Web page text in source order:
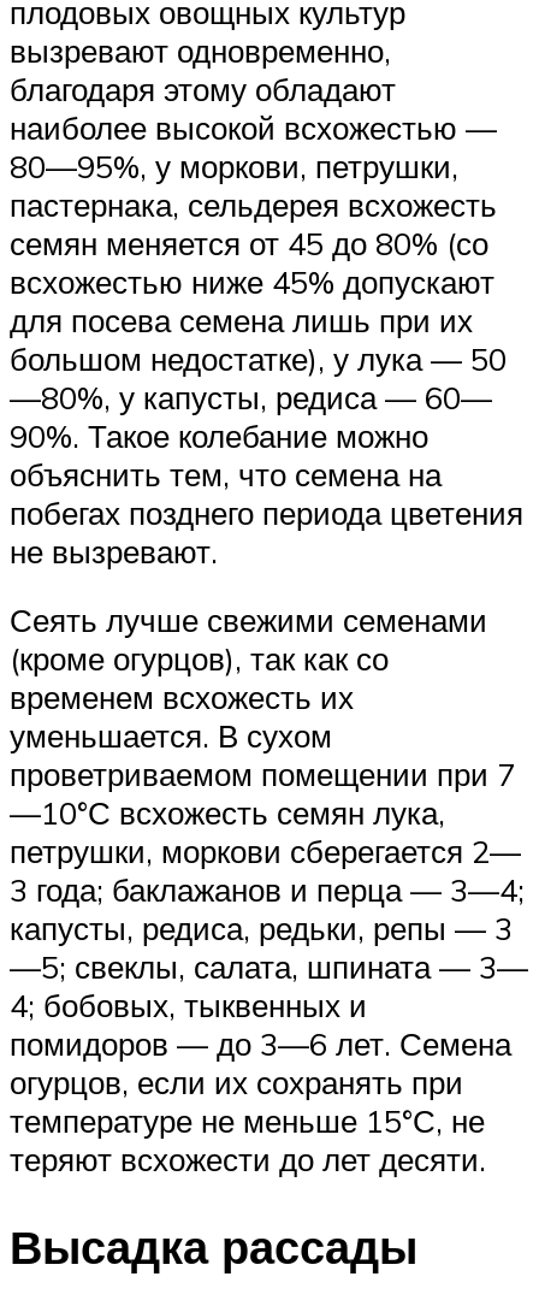
плодовых овощных культур
вызревают одновременно,
благодаря этому обладают
наиболее высокой всхожестью —
80—95%, у моркови, петрушки,
пастернака, сельдерея всхожесть
семян меняется от 45 до 80% (со
всхожестью ниже 45% допускают
для посева семена лишь при их
большом недостатке), у лука — 50
—80%, у капусты, редиса — 60—
90%. Такое колебание можно
объяснить тем, что семена на
побегах позднего периода цветения
не вызревают.
Сеять лучше свежими семенами
(кроме огурцов), так как со
временем всхожесть их
уменьшается. В сухом
проветриваемом помещении при 7
—10°С всхожесть семян лука,
петрушки, моркови сберегается 2—
3 года; баклажанов и перца — 3—4;
капусты, редиса, редьки, репы — 3
—5; свеклы, салата, шпината — 3—
4; бобовых, тыквенных и
помидоров — до 3—6 лет. Семена
огурцов, если их сохранять при
температуре не меньше 15°С, не
теряют всхожести до лет десяти.
Высадка рассады